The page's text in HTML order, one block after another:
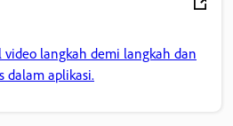
langkah demi langkah dan
dalam aplikasi.